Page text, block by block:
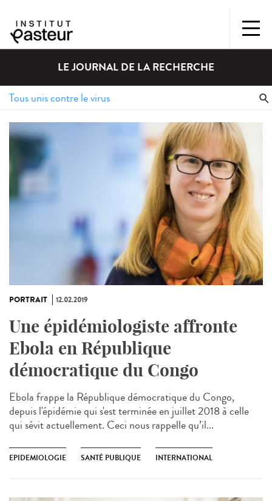
LE JOURNAL DE LA RECHERCHE
PORTRAIT 12.02.2019
Une épidémiologiste affronte
Ebola en République
démocratique du Congo
Ebola frappe la République démocratique du Congo,
depuis l'épidémie qui s'est terminée en juillet 2018 à celle
qui sévit actuellement. Ceci nous rappelle qu’il...
EPIDEMIOLOGIE SANTÉ PUBLIQUE INTERNATIONAL